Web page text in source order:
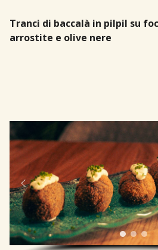
Tranci di baccalà in pilpil su
arrostite e olive nere